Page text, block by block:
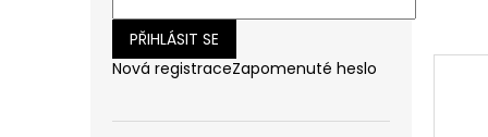
PŘIHLÁSIT SE
Nová registraceZapomenuté heslo